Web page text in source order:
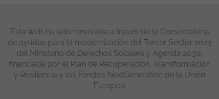
Esta web ha sido renovada a través de la Convocatoria
de ayudas para la modernización del Tercer Sector 2023
del Ministerio de Derechos Sociales y Agenda 2030,
financiada por el Plan de Recuperación, Transformación
y Resiliencia y los Fondos NextGeneration de la Unión
Europea.